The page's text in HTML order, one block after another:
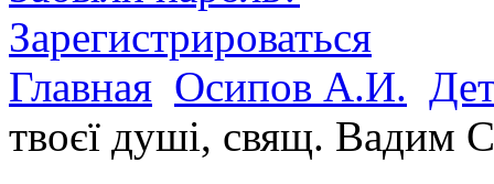
Зарегистрироваться
Главная Осипов А.И.
твоєї душі, свящ. Вадим